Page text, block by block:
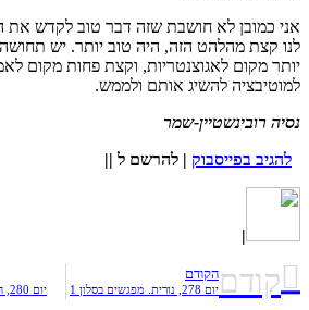
אני כמובן לא חושבת שזה דבר טוב לקדש את
לנו קצת מהלהט הזה, היה טוב יותר. יש
יותר מקום לאגוצנטריות, וקצת פחות מקום
למוטיבציה להשיג אותם ולממש.
נסיה רובינשטיין-שמר
להגיב בפייסבוק | להרשם ל ||
|
קודםהקודם
יום 278, נורית. מפגשים בסלון 1 יום 280, הלה. מפגשים בסלון 2